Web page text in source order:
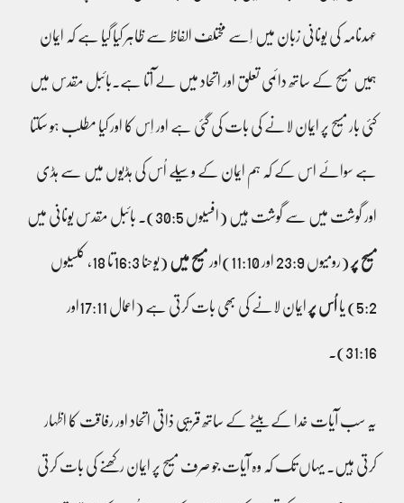
عہدنامہ کی یونانی زبان میں اِسے مختلف الفاظ سے ظاہر کیا گیا ہے کہ ایمان
ہمیں مسیح کے ساتھ دائمی تعلق اور اتحاد میں لے آتا ہے۔بائبل مقدس میں
کئی بار مسیح پر ایمان لانے کی بات کی گئی ہے اور اِس کا اور کیا مطلب ہو سکتا
ہے سوائے اس کے کہ ہم ایمان کے وسیلے اُس کی ہڈیوں میں سے ہڈی
اور گوشت میں سے گوشت ہیں (افسیوں 30:5)۔ بائبل مقدس یونانی میں
مسیح پر (رومیوں 23:9 اور 11:10)اور مسیح میں (یوحنا 16:3تا 18, کلسیوں
5:2) یا اُس پر ایمان لانے کی بھی بات کرتی ہے (اعمال 17:11اور
31:16)۔
یہ سب آیات خدا کے بیٹے کے ساتھ قریبی ذاتی اتحاد اور رفاقت کا اظہار
کرتی ہیں۔ یہاں تک کہ وہ آیات جو صرف مسیح پر ایمان رکھنے کی بات کرتی